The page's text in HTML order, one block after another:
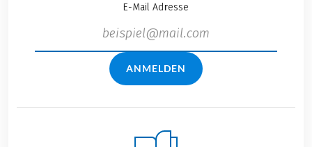
E-Mail Adresse
ANMELDEN